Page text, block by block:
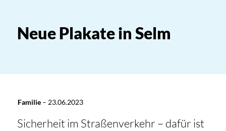
Neue Plakate in Selm
Familie– 23.06.2023
Sicherheit im Straßenverkehr – dafür ist